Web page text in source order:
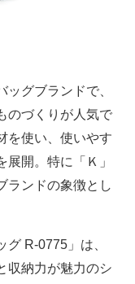
グブランドで、
のづくりが人気で
を使い、使いやす
開。特に「Ｋ」
ランドの象徴とし
R-0775」は、
収納力が魅力のシ